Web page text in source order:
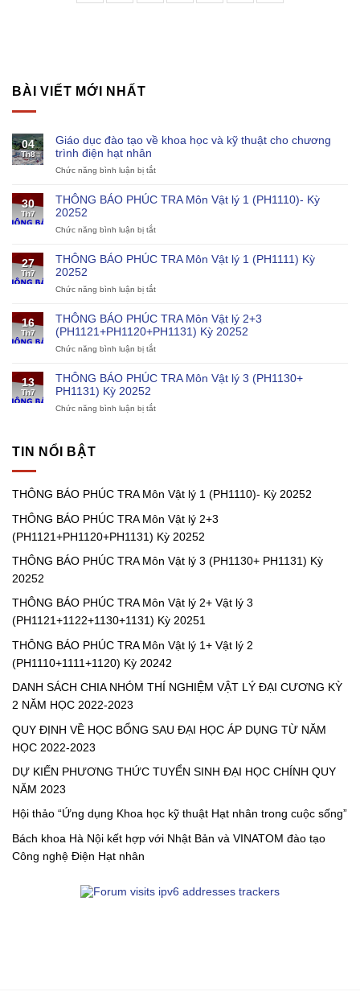
BÀI VIẾT MỚI NHẤT
04
Th8
Giáo dục đào tạo về khoa học và kỹ thuật cho chương
trình điện hạt nhân
Chức năng bình luận bị tắt
dục
đào
học
chương
trình
30
Th7
THÔNG BÁO PHÚC TRA Môn Vật lý 1 (PH1110)- Kỳ
20252
Chức năng bình luận bị tắt
BÁO
PHÚC
lý
1
(PH1110)-
27
Th7
THÔNG BÁO PHÚC TRA Môn Vật lý 1 (PH1111) Kỳ
20252
Chức năng bình luận bị tắt
BÁO
PHÚC
TRA
lý
16
Th7
THÔNG BÁO PHÚC TRA Môn Vật lý 2+3
(PH1121+PH1120+PH1131) Kỳ 20252
Chức năng bình luận bị tắt
BÁO
PHÚC
13
Th7
THÔNG BÁO PHÚC TRA Môn Vật lý 3 (PH1130+
PH1131) Kỳ 20252
Chức năng bình luận bị tắt
lý
(PH1130+
Kỳ
TIN NỔI BẬT
THÔNG BÁO PHÚC TRA Môn Vật lý 1 (PH1110)- Kỳ 20252
THÔNG BÁO PHÚC TRA Môn Vật lý 2+3
(PH1121+PH1120+PH1131) Kỳ 20252
THÔNG BÁO PHÚC TRA Môn Vật lý 3 (PH1130+ PH1131) Kỳ
20252
THÔNG BÁO PHÚC TRA Môn Vật lý 2+ Vật lý 3
(PH1121+1122+1130+1131) Kỳ 20251
THÔNG BÁO PHÚC TRA Môn Vật lý 1+ Vật lý 2
(PH1110+1111+1120) Kỳ 20242
DANH SÁCH CHIA NHÓM THÍ NGHIỆM VẬT LÝ ĐẠI CƯƠNG KỲ
2 NĂM HỌC 2022-2023
QUY ĐỊNH VỀ HỌC BỔNG SAU ĐẠI HỌC ÁP DỤNG TỪ NĂM
HỌC 2022-2023
DỰ KIẾN PHƯƠNG THỨC TUYỂN SINH ĐẠI HỌC CHÍNH QUY
NĂM 2023
Hội thảo “Ứng dụng Khoa học kỹ thuật Hạt nhân trong cuộc sống”
Bách khoa Hà Nội kết hợp với Nhật Bản và VINATOM đào tạo
Công nghệ Điện Hạt nhân